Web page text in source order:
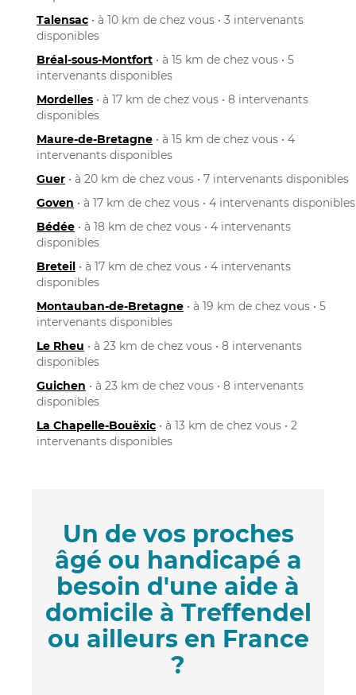
Talensac • à 10 km de chez vous • 3 intervenants
disponibles
Bréal-sous-Montfort • à 15 km de chez vous • 5
intervenants disponibles
Mordelles • à 17 km de chez vous • 8 intervenants
disponibles
Maure-de-Bretagne • à 15 km de chez vous • 4
intervenants disponibles
Guer • à 20 km de chez vous • 7 intervenants disponibles
Goven • à 17 km de chez vous • 4 intervenants disponibles
Bédée • à 18 km de chez vous • 4 intervenants
disponibles
Breteil • à 17 km de chez vous • 4 intervenants
disponibles
Montauban-de-Bretagne • à 19 km de chez vous • 5
intervenants disponibles
Le Rheu • à 23 km de chez vous • 8 intervenants
disponibles
Guichen • à 23 km de chez vous • 8 intervenants
disponibles
La Chapelle-Bouëxic • à 13 km de chez vous • 2
intervenants disponibles
Un de vos proches
âgé ou handicapé a
besoin d'une aide à
domicile à Treffendel
ou ailleurs en France
?